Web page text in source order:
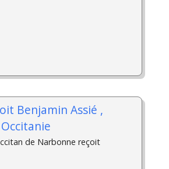
Benjamin Assié ,
de Narbonne reçoit